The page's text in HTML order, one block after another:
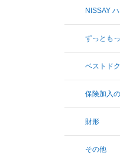
NISSAY
ずっとも
ベストド
保険加入
財形
その他